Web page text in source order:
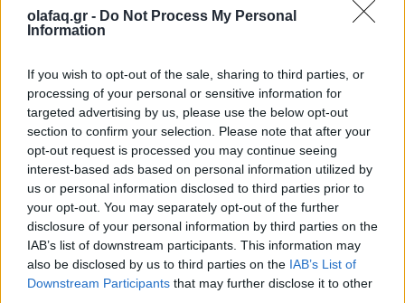
olafaq.gr - Do Not Process My Personal
Information
If you wish to opt-out of the sale, sharing to third parties, or
processing of your personal or sensitive information for
targeted advertising by us, please use the below opt-out
section to confirm your selection. Please note that after your
opt-out request is processed you may continue seeing
interest-based ads based on personal information utilized by
us or personal information disclosed to third parties prior to
your opt-out. You may separately opt-out of the further
disclosure of your personal information by third parties on the
IAB’s list of downstream participants. This information may
also be disclosed by us to third parties on the IAB’s List of
Downstream Participants that may further disclose it to other
Ακολουθήστε το OLAFAQ
στο Google News